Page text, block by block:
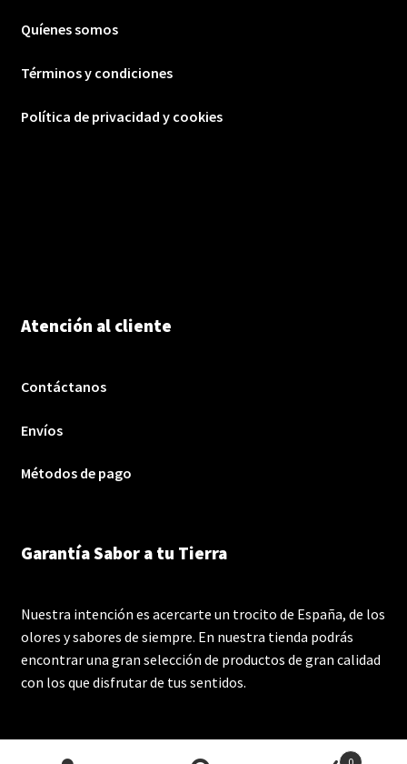
Quíenes somos
Términos y condiciones
Política de privacidad y cookies
Atención al cliente
Contáctanos
Envíos
Métodos de pago
Garantía Sabor a tu Tierra
Nuestra intención es acercarte un trocito de España, de los
olores y sabores de siempre. En nuestra tienda podrás
encontrar una gran selección de productos de gran calidad
con los que disfrutar de tus sentidos.